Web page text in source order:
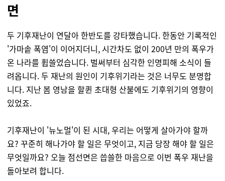
면
두 기후재난이 연달아 한반도를 강타했습니다. 한동안 기록적인
'가마솥 폭염'이 이어지더니, 시간차도 없이 200년 만의 폭우가
온 나라를 휩쓸었습니다. 벌써부터 심각한 인명피해 소식이 들
려옵니다. 두 재난의 원인이 기후위기라는 것은 너무도 분명합
니다. 지난 봄 영남을 할퀸 초대형 산불에도 기후위기의 영향이
있었죠.
기후재난이 '뉴노멀'이 된 시대, 우리는 어떻게 살아가야 할까
요? 꾸준히 해나가야 할 일은 무엇이고, 지금 당장 해야 할 일은
무엇일까요? 오늘 점선면은 씁쓸한 마음으로 이번 폭우 재난을
돌아보려 합니다.